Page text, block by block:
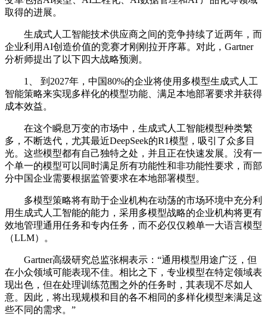
取得的进展。
生成式人工智能技术供应商之间的竞争持续了近两年，而
企业利用AI创造价值的竞赛才刚刚拉开序幕。对此，Gartner
分析师提出了以下四大战略预测。
1、 到2027年，中国80%的企业将使用多模型生成式人工
智能策略来实现多样化的模型功能、满足本地部署要求并获得
成本效益。
在这个瞬息万变的市场中，生成式人工智能模型种类繁
多，不断迭代，尤其最近DeepSeek的R1模型，吸引了众多目
光。这些模型都有自己独特之处，并且正在快速发展。没有一
个单一的模型可以同时满足所有功能性和非功能性要求，而部
分中国企业需要根据监管要求在本地部署模型。
多模型策略将有助于企业机构在动荡的市场环境中充分利
用生成式人工智能的能力，采用多模型战略的企业机构将更有
效地管理通用任务和专内任务，而不必仅仅赖单一大语言模型
（LLM）。
Gartner高级研究总监张桐表示：“通用模型用途广泛，但
在小众领域可能表现不佳。相比之下，专业模型在特定领域表
现出色，但在处理训练范围之外的任务时，其表现不尽如人
意。因此，将出现规模和目的各不相同的多样化模型来满足这
些不同的需求。”